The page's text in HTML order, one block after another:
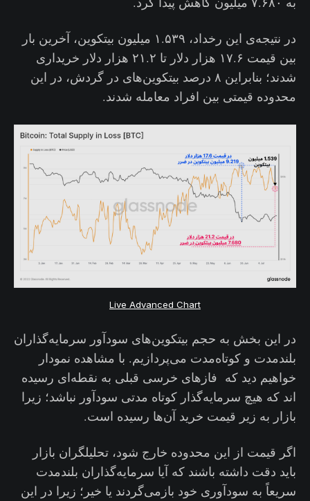
در نتیجه‌ی این رخداد، ۱.۵۳۹ میلیون بیتکوین، آخرین بار
بین قیمت ۱۷.۶ هزار دلار تا ۲۱.۲ هزار دلار خریداری
شدند؛ بنابراین ۸ درصد بیتکوین‌های در گردش، در این
محدوده قیمتی بین افراد معامله شدند.
Live Advanced Chart
در این بخش به حجم بیتکوین‌‌های سودآور سرمایه‌گذاران
بلندمدت و کوتاه‌مدت می‌پردازیم. با مشاهده نمودار
خواهیم دید که فازهای خرسی قبلی به نقطه‌ای رسیده
اند که هیچ سرمایه‌گذار کوتاه مدتی سودآور نباشد؛ زیرا
بازار به زیر قیمت خرید آن‌ها رسیده است.
اگر قیمت از این محدوده خارج شود، تحلیلگران بازار
باید دقت داشته باشند که آیا سرمایه‌گذاران بلندمدت
سریعاً به سودآوری خود بازمی‌گردند یا خیر؛ زیرا در این